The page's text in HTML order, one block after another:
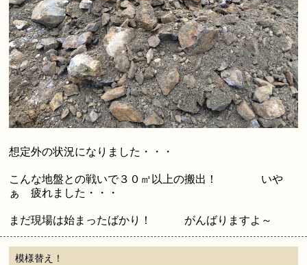
想定外の状況になりました・・・
こんな地盤との戦いで３０㎥以上の搬出！ いや
ぁ 疲れました・・・
まだ現場は始まったばかり！ がんばりますよ～
模様替え！